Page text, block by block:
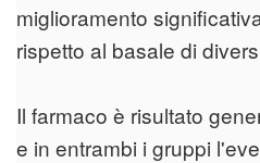
miglioramento
rispetto al basale di
Il farmaco è risultato
e in entrambi i gruppi